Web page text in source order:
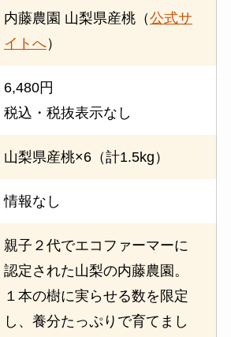
内藤農園 山梨県産桃（公式サ
イトへ）
6,480円
税込・税抜表示なし
山梨県産桃×6（計1.5kg）
情報なし
親子２代でエコファーマーに
認定された山梨の内藤農園。
１本の樹に実らせる数を限定
し、養分たっぷりで育てまし